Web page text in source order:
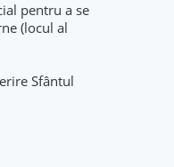
pentru a se
(locul al
Sfântul